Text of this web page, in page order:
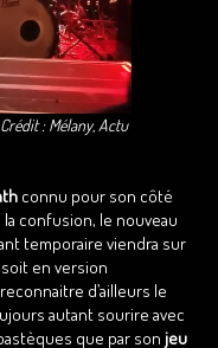
: Mélany, Actu
connu pour son côté
confusion, le nouveau
temporaire viendra sur
en version
d’ailleurs le
autant sourire avec
que par sonjeu